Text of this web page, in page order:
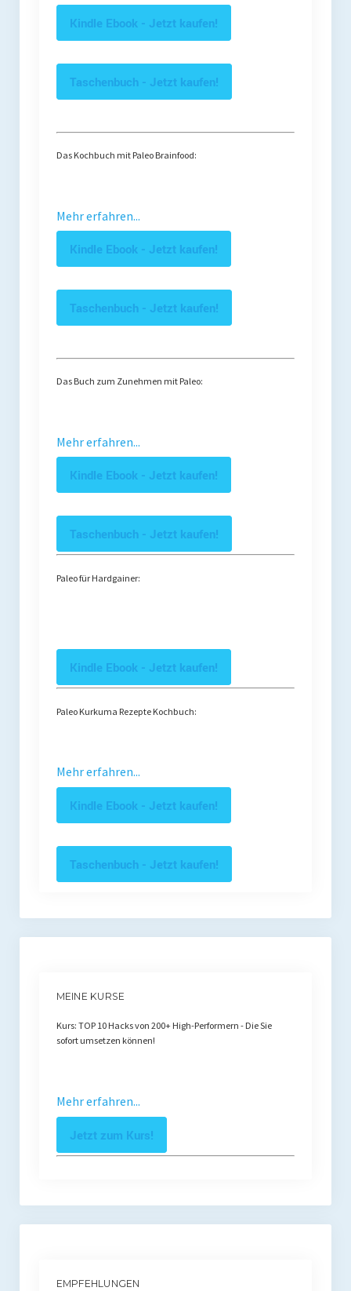
Kindle Ebook - Jetzt kaufen!
Taschenbuch - Jetzt kaufen!
Das Kochbuch mit Paleo Brainfood:
Mehr erfahren...
Kindle Ebook - Jetzt kaufen!
Taschenbuch - Jetzt kaufen!
Das Buch zum Zunehmen mit Paleo:
Mehr erfahren...
Kindle Ebook - Jetzt kaufen!
Taschenbuch - Jetzt kaufen!
Paleo für Hardgainer:
Kindle Ebook - Jetzt kaufen!
Paleo Kurkuma Rezepte Kochbuch:
Mehr erfahren...
Kindle Ebook - Jetzt kaufen!
Taschenbuch - Jetzt kaufen!
MEINE KURSE
Kurs: TOP 10 Hacks von 200+ High-Performern - Die Sie
sofort umsetzen können!
Mehr erfahren...
Jetzt zum Kurs!
EMPFEHLUNGEN